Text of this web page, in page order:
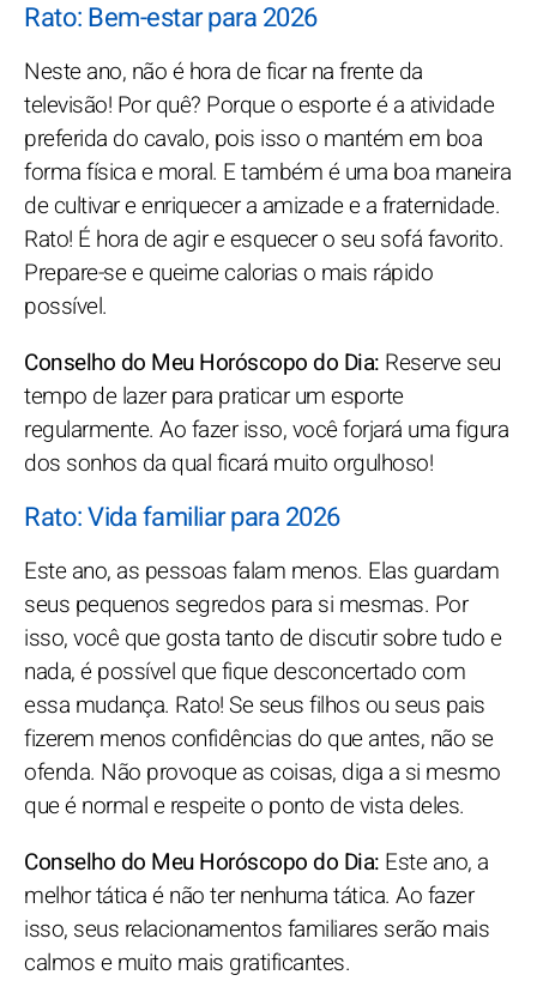
Rato: Bem-estar para 2026
Neste ano, não é hora de ficar na frente da
televisão! Por quê? Porque o esporte é a atividade
preferida do cavalo, pois isso o mantém em boa
forma física e moral. E também é uma boa maneira
de cultivar e enriquecer a amizade e a fraternidade.
Rato! É hora de agir e esquecer o seu sofá favorito.
Prepare-se e queime calorias o mais rápido
possível.
Conselho do Meu Horóscopo do Dia: Reserve seu
tempo de lazer para praticar um esporte
regularmente. Ao fazer isso, você forjará uma figura
dos sonhos da qual ficará muito orgulhoso!
Rato: Vida familiar para 2026
Este ano, as pessoas falam menos. Elas guardam
seus pequenos segredos para si mesmas. Por
isso, você que gosta tanto de discutir sobre tudo e
nada, é possível que fique desconcertado com
essa mudança. Rato! Se seus filhos ou seus pais
fizerem menos confidências do que antes, não se
ofenda. Não provoque as coisas, diga a si mesmo
que é normal e respeite o ponto de vista deles.
Conselho do Meu Horóscopo do Dia: Este ano, a
melhor tática é não ter nenhuma tática. Ao fazer
isso, seus relacionamentos familiares serão mais
calmos e muito mais gratificantes.